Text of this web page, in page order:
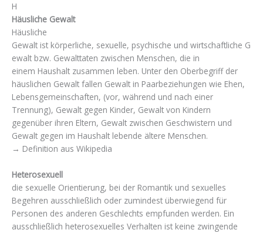
H
Häusliche Gewalt
Häusliche
Gewalt ist körperliche, sexuelle, psychische und wirtschaftliche G
ewalt bzw. Gewalttaten zwischen Menschen, die in
einem Haushalt zusammen leben. Unter den Oberbegriff der
häuslichen Gewalt fallen Gewalt in Paarbeziehungen wie Ehen,
Lebensgemeinschaften, (vor, während und nach einer
Trennung), Gewalt gegen Kinder, Gewalt von Kindern
gegenüber ihren Eltern, Gewalt zwischen Geschwistern und
Gewalt gegen im Haushalt lebende ältere Menschen.
→ Definition aus Wikipedia
Heterosexuell
die sexuelle Orientierung, bei der Romantik und sexuelles
Begehren ausschließlich oder zumindest überwiegend für
Personen des anderen Geschlechts empfunden werden. Ein
ausschließlich heterosexuelles Verhalten ist keine zwingende